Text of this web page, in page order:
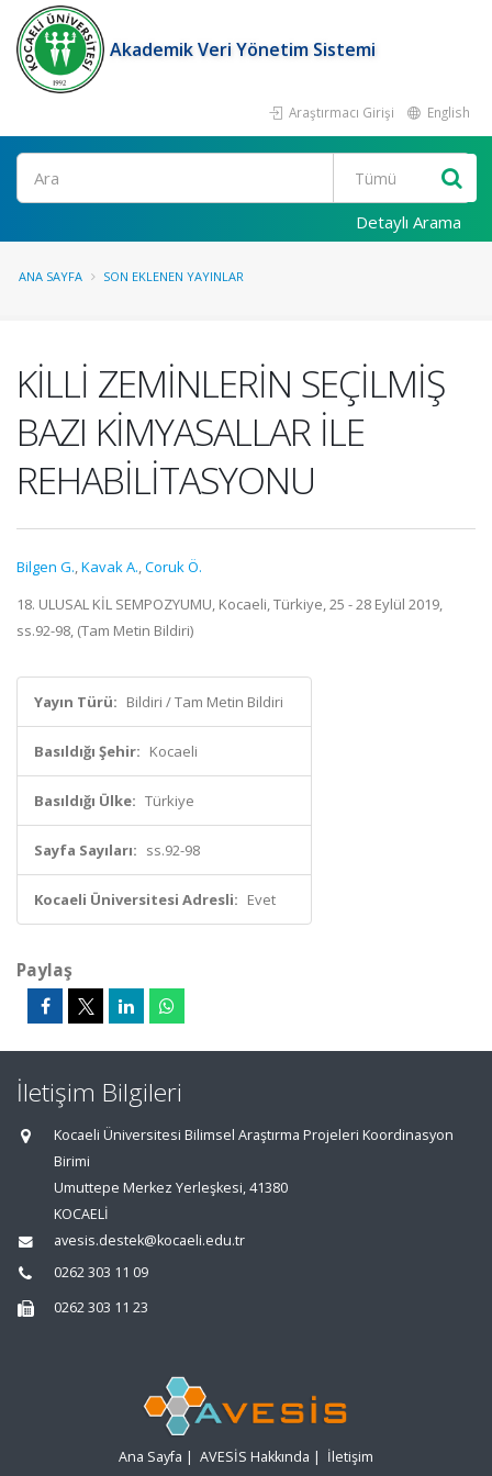
Akademik Veri Yönetim Sistemi
Araştırmacı Girişi English
Ara
Detaylı Arama
ANA SAYFA SON EKLENEN YAYINLAR
KİLLİ ZEMİNLERİN SEÇİLMİŞ
BAZI KİMYASALLAR İLE
REHABİLİTASYONU
Bilgen G.,Kavak A.,Coruk Ö.
18. ULUSAL KİL SEMPOZYUMU, Kocaeli, Türkiye, 25 - 28 Eylül 2019,
ss.92-98, (Tam Metin Bildiri)
Yayın Türü: Bildiri / Tam Metin Bildiri
Basıldığı Şehir: Kocaeli
Basıldığı Ülke: Türkiye
Sayfa Sayıları: ss.92-98
Kocaeli Üniversitesi Adresli: Evet
Paylaş
İletişim Bilgileri
Kocaeli Üniversitesi Bilimsel Araştırma Projeleri Koordinasyon
Birimi
Umuttepe Merkez Yerleşkesi, 41380
KOCAELİ
avesis.destek@kocaeli.edu.tr
0262 303 11 09
0262 303 11 23
Ana Sayfa | AVESİS Hakkında | İletişim